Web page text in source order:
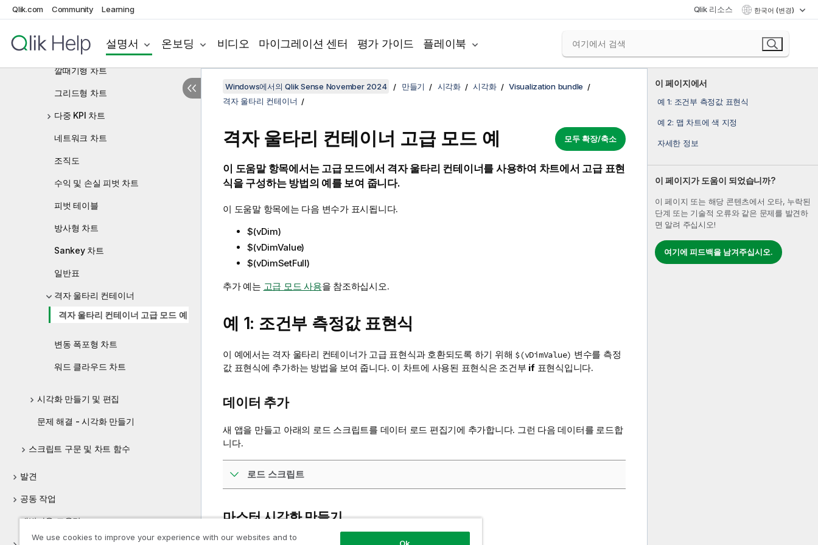
Qlik.com Community Learning Qlik 리소스 한국어 (변경)
설명서 온보딩 비디오 마이그레이션 센터 평가 가이드 플레이북
시각화의 Null 값
Visualization bundle
깔때기형 차트
그리드형 차트
다중 KPI 차트
네트워크 차트
조직도
수익 및 손실 피벗 차트
피벗 테이블
방사형 차트
Sankey 차트
일반표
격자 울타리 컨테이너
격자 울타리 컨테이너 고급 모드 예
변동 폭포형 차트
워드 클라우드 차트
시각화 만들기 및 편집
문제 해결 - 시각화 만들기
스크립트 구문 및 차트 함수
발견
공동 작업
개발자용 도움말
이 페이지에서
예 1: 조건부 측정값 표현식
예 2: 맵 차트에 색 지정
자세한 정보
이 페이지가 도움이 되었습니까?
이 페이지 또는 해당 콘텐츠에서 오타, 누락된
단계 또는 기술적 오류와 같은 문제를 발견하
면 알려 주십시오!
여기에 피드백을 남겨주십시오.
Windows에서의 Qlik Sense November 2024 만들기 시각화 시각화
Visualization bundle
격자 울타리 컨테이너
모두 확장/축소
격자 울타리 컨테이너 고급 모드 예
이 도움말 항목에서는 고급 모드에서 격자 울타리 컨테이너를 사용하여 차트에서 고급 표현
식을 구성하는 방법의 예를 보여 줍니다.
이 도움말 항목에는 다음 변수가 표시됩니다.
$(vDim)
$(vDimValue)
$(vDimSetFull)
추가 예는 고급 모드 사용을 참조하십시오.
예 1: 조건부 측정값 표현식
이 예에서는 격자 울타리 컨테이너가 고급 표현식과 호환되도록 하기 위해 $(vDimValue) 변수를 측정
값 표현식에 추가하는 방법을 보여 줍니다. 이 차트에 사용된 표현식은 조건부 if표현식입니다.
데이터 추가
새 앱을 만들고 아래의 로드 스크립트를 데이터 로드 편집기에 추가합니다. 그런 다음 데이터를 로드합
니다.
로드 스크립트
마스터 시각화 만들기
We use cookies to improve your experience with our websites and to